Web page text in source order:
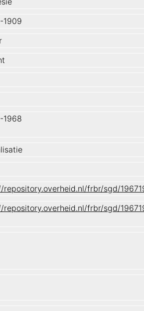
1909
1968
repository.overheid.nl/frbr/sgd/
repository.overheid.nl/frbr/sgd/